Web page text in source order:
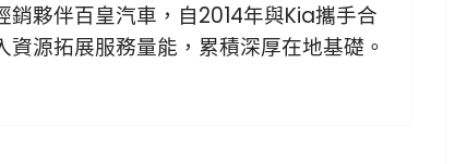
銷夥伴百皇汽車，自2014年與Kia攜手合
資源拓展服務量能，累積深厚在地基礎。